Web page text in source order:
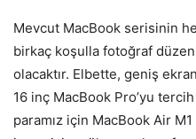
Mevcut MacBook serisinin
birkaç koşulla fotoğraf
olacaktır. Elbette, geniş
16 inç MacBook Pro’yu
paramız için MacBook Air